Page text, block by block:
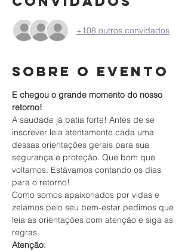
+108 outros convidados
Sobre o evento
E chegou o grande momento do nosso
retorno!
A saudade já batia forte! Antes de se
inscrever leia atentamente cada uma
dessas orientações gerais para sua
segurança e proteção. Que bom que
voltamos. Estávamos contando os dias
para o retorno!
Como somos apaixonados por vidas e
zelamos pelo seu bem-estar pedimos que
leia as orientações com atenção e siga as
regras.
Atenção: